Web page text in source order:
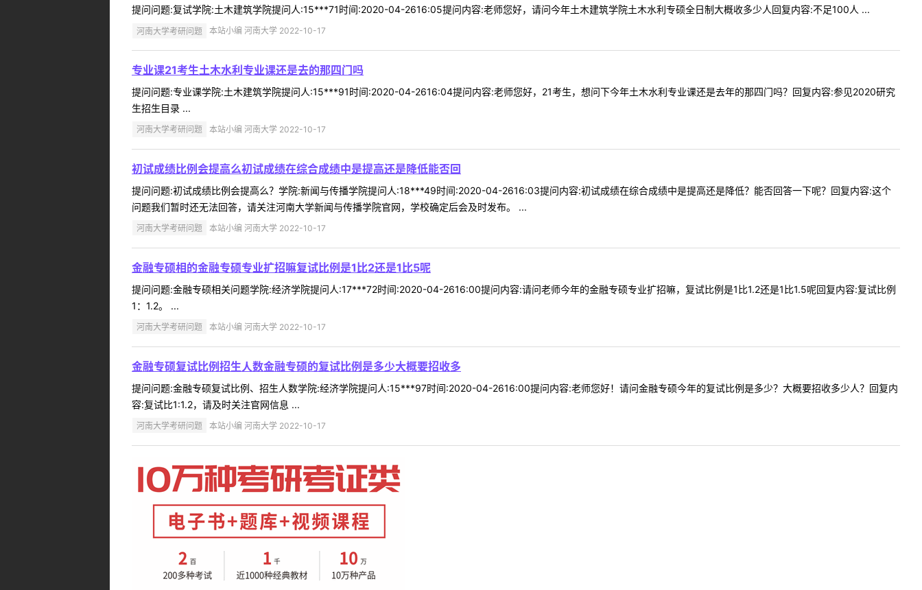
提问问题:复试学院:土木建筑学院提问人:15***71时间:2020-04-2616:05提问内容:老师您好，请问今年土木建筑学院土木水利专硕全日制大概收多少人回复内容:不足100人 ...
河南大学考研问题 本站小编 河南大学 2022-10-17
专业课21考生土木水利专业课还是去的那四门吗
提问问题:专业课学院:土木建筑学院提问人:15***91时间:2020-04-2616:04提问内容:老师您好，21考生，想问下今年土木水利专业课还是去年的那四门吗？回复内容:参见2020研究
生招生目录 ...
河南大学考研问题 本站小编 河南大学 2022-10-17
初试成绩比例会提高么初试成绩在综合成绩中是提高还是降低能否回
提问问题:初试成绩比例会提高么？学院:新闻与传播学院提问人:18***49时间:2020-04-2616:03提问内容:初试成绩在综合成绩中是提高还是降低？能否回答一下呢？回复内容:这个
问题我们暂时还无法回答，请关注河南大学新闻与传播学院官网，学校确定后会及时发布。 ...
河南大学考研问题 本站小编 河南大学 2022-10-17
金融专硕相的金融专硕专业扩招嘛复试比例是1比2还是1比5呢
提问问题:金融专硕相关问题学院:经济学院提问人:17***72时间:2020-04-2616:00提问内容:请问老师今年的金融专硕专业扩招嘛，复试比例是1比1.2还是1比1.5呢回复内容:复试比例
1：1.2。 ...
河南大学考研问题 本站小编 河南大学 2022-10-17
金融专硕复试比例招生人数金融专硕的复试比例是多少大概要招收多
提问问题:金融专硕复试比例、招生人数学院:经济学院提问人:15***97时间:2020-04-2616:00提问内容:老师您好！请问金融专硕今年的复试比例是多少？大概要招收多少人？回复内
容:复试比1:1.2，请及时关注官网信息 ...
河南大学考研问题 本站小编 河南大学 2022-10-17